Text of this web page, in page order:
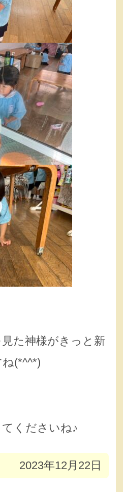
た神様がきっと新
(*^^*)
くださいね♪
2023年12月22日